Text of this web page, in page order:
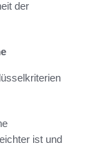
der
ist und